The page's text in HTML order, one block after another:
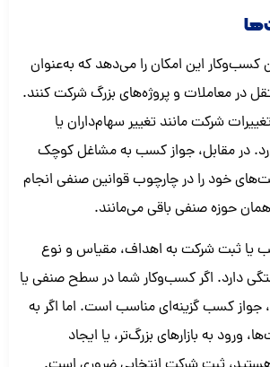
این امکان را می‌دهد که به‌عنوان
در معاملات و پروژه‌های بزرگ شرکت کنند.
شرکت مانند تغییر سهام‌داران یا
در مقابل، جواز کسب به مشاغل کوچک
خود را در چارچوب قوانین صنفی انجام
حوزه صنفی باقی می‌مانند.
یا ثبت شرکت به اهداف، مقیاس و نوع
دارد. اگر کسب‌وکار شما در سطح صنفی یا
جواز کسب گزینه‌ای مناسب است. اما اگر به
ورود به بازارهای بزرگ‌تر، یا ایجاد